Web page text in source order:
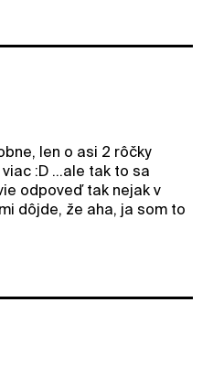
len o asi 2 rôčky
:D ...ale tak to sa
odpoveď tak nejak v
dôjde, že aha, ja som to